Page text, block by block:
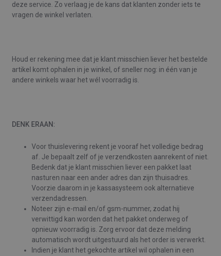
deze service. Zo verlaag je de kans dat klanten zonder iets te
vragen de winkel verlaten.
Houd er rekening mee dat je klant misschien liever het bestelde
artikel komt ophalen in je winkel, of sneller nog: in één van je
andere winkels waar het wél voorradig is.
DENK ERAAN:
Voor thuislevering rekent je vooraf het volledige bedrag
af. Je bepaalt zelf of je verzendkosten aanrekent of niet.
Bedenk dat je klant misschien liever een pakket laat
nasturen naar een ander adres dan zijn thuisadres.
Voorzie daarom in je kassasysteem ook alternatieve
verzendadressen.
Noteer zijn e-mail en/of gsm-nummer, zodat hij
verwittigd kan worden dat het pakket onderweg of
opnieuw voorradig is. Zorg ervoor dat deze melding
automatisch wordt uitgestuurd als het order is verwerkt.
Indien je klant het gekochte artikel wil ophalen in een